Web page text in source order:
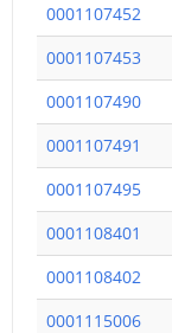
0001107452
0001107453
0001107490
0001107491
0001107495
0001108401
0001108402
0001115006